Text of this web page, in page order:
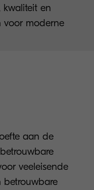
kwaliteit en
voor moderne
aan de
veeleisende
betrouwbare